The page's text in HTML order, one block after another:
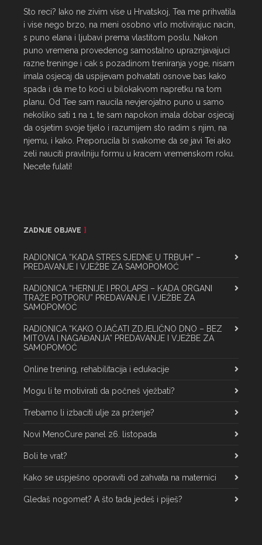
Sto reci? Iako ne zivim vise u Hrvatskoj, Tea me prihvatila
i vise nego brzo, na meni osobno vrlo motivirajuc nacin,
s puno elana i ljubavi prema vlastitom poslu. Nakon
puno vremena provedenog samostalno upraznjavajuci
razne treninge i cak s pozadinom treniranja yoge, nisam
imala osjecaj da uspijevam pohvatati osnove bas kako
spada i da me to koci u bilokakvom napretku na tom
planu. Od Tee sam naucila nevjerojatno puno u samo
nekoliko sati 1 na 1, te sam napokon imala dobar osjecaj
da osjetim svoje tijelo i razumijem sto radim s njim, na
njemu, i kako. Preporucila bi svakome da se javi Tei ako
zeli nauciti pravilniju formu u kracem vremenskom roku.
Necete fulati!
ZADNJE OBJAVE
RADIONICA “KADA STRES SJEDNE U TRBUH” –
PREDAVANJE I VJEŽBE ZA SAMOPOMOĆ
RADIONICA “HERNIJE I PROLAPSI – KADA ORGANI
TRAŽE POTPORU” PREDAVANJE I VJEŽBE ZA
SAMOPOMOĆ
RADIONICA “KAKO OJAČATI ZDJELIČNO DNO – BEZ
MITOVA I NAGAĐANJA” PREDAVANJE I VJEŽBE ZA
SAMOPOMOĆ
Online trening, rehabilitacija i edukacije
Mogu li te motivirati da počneš vježbati?
Trebamo li izbaciti ulje za prženje?
Novi MenoCure panel 26. listopada
Boli te vrat?
Kako se uspješno oporaviti od zahvata na maternici
Gledaš nogomet? A što tada jedeš i piješ?